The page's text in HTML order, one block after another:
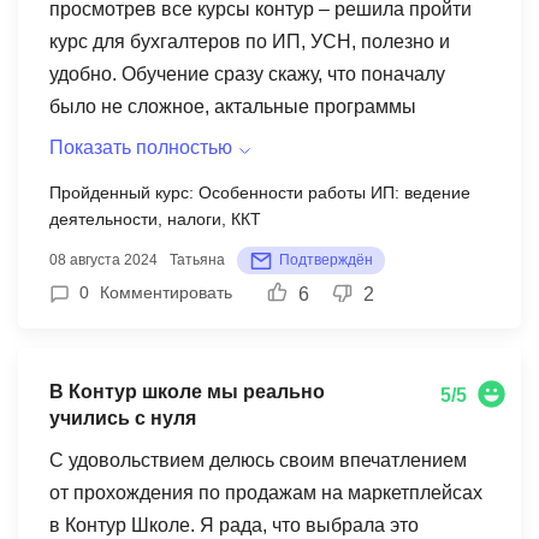
нашей аудитории. Итоговое тестирование
построено вообще походу не с целью проверки
знаний, потому что тест состоящий из 3
вариантов ответов, в конце которых
выскакивают правильные ответы, и со второй
правильные наперед, это не нормально.
получите нет, а вот знания вместе с дипломом
не прибудут.
просмотрев все курсы контур – решила пройти
курс для бухгалтеров по ИП, УСН, полезно и
удобно. Обучение сразу скажу, что поначалу
было не сложное, актальные программы
казались ну очень простыми, проверочные
сложнее, даже очень. Хоть и вебинары
новичкам к примеру тут делать нечего,
информация подаеться доступно, но понятно
домашних заданий, бесплатно вы конечно нигде
не получите новые знания, поэтому рекомендую
школу контур, как онлайн платформу – тут есть
возможность получить сертификат.
Показать полностью
Пройденный курс: Особенности работы ИП: ведение
деятельности, налоги, ККТ
08 августа 2024 Татьяна Подтверждён
0 Комментировать 6 2
В Контур школе мы реально
учились с нуля
5/5
С удовольствием делюсь своим впечатлением
от прохождения по продажам на маркетплейсах
в Контур Школе. Я рада, что выбрала это